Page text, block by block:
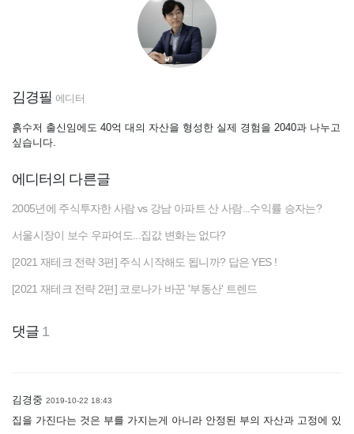
김경필 에디터
흙수저 출신임에도 40억 대의 자산을 형성한 실제 경험을 2040과 나누고
싶습니다.
에디터의 다른글
2005년에 주식투자한 사람 vs 강남 아파트 산 사람...수익률 승자는?
서울시장이 보수 우파여도...집값 변화는 없다?
[2021 재테크 전략 3편] 주식 시작해도 됩니까? 답은 YES !
[2021 재테크 전략 2편] 코로나가 바꾼 '부동산' 트렌드
댓글 1
김경중 2019-10-22 18:43
집을 가진다는 것은 부를 가지는게 아니라 안정된 부의 자산과 고정에 있